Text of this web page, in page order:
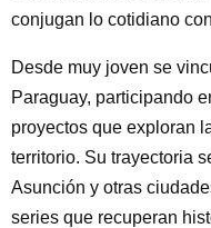
conjugan lo cotidiano
Desde muy joven se
Paraguay, participando
proyectos que exploran
territorio. Su trayectoria
Asunción y otras
series que recuperan